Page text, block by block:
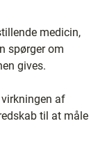
medicin,
spørger om
gives.
virkningen af
til at måle